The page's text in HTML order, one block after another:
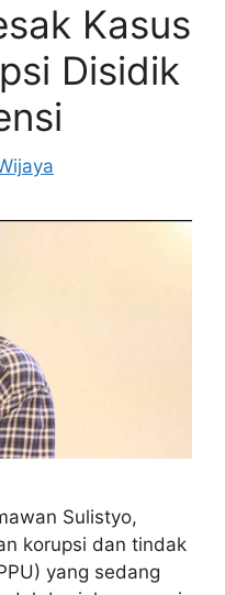
Kasus
Disidik
Sulistyo,
korupsi dan tindak
yang sedang